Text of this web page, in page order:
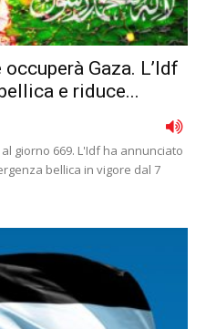
Gaza. L’Idf
e riduce...
giorno 669. L'Idf ha annunciato
bellica in vigore dal 7